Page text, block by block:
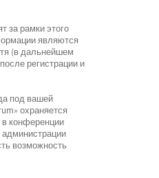
за рамки этого
являются
(в дальнейшем
регистрации и
под вашей
охраняется
конференции
администрации
возможность